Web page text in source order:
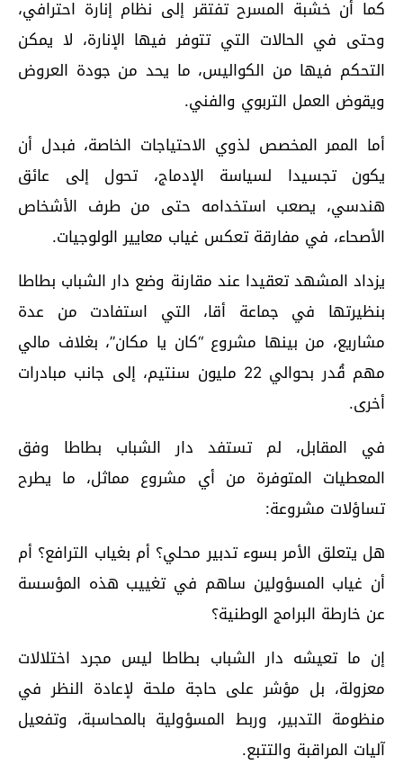
كما أن خشبة المسرح تفتقر إلى نظام إنارة احترافي،
وحتى في الحالات التي تتوفر فيها الإنارة، لا يمكن
التحكم فيها من الكواليس، ما يحد من جودة العروض
ويقوض العمل التربوي والفني.
أما الممر المخصص لذوي الاحتياجات الخاصة، فبدل أن
يكون تجسيدا لسياسة الإدماج، تحول إلى عائق
هندسي، يصعب استخدامه حتى من طرف الأشخاص
الأصحاء، في مفارقة تعكس غياب معايير الولوجيات.
يزداد المشهد تعقيدا عند مقارنة وضع دار الشباب بطاطا
بنظيرتها في جماعة أقا، التي استفادت من عدة
مشاريع، من بينها مشروع “كان يا مكان”، بغلاف مالي
مهم قُدر بحوالي 22 مليون سنتيم، إلى جانب مبادرات
أخرى.
في المقابل، لم تستفد دار الشباب بطاطا وفق
المعطيات المتوفرة من أي مشروع مماثل، ما يطرح
تساؤلات مشروعة:
هل يتعلق الأمر بسوء تدبير محلي؟ أم بغياب الترافع؟ أم
أن غياب المسؤولين ساهم في تغييب هذه المؤسسة
عن خارطة البرامج الوطنية؟
إن ما تعيشه دار الشباب بطاطا ليس مجرد اختلالات
معزولة، بل مؤشر على حاجة ملحة لإعادة النظر في
منظومة التدبير، وربط المسؤولية بالمحاسبة، وتفعيل
آليات المراقبة والتتبع.